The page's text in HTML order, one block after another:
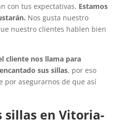
con tus expectativas. Estamos
Nos gusta nuestro
nuestro clientes hablen bien
cliente nos llama para
sus sillas, por eso
por asegurarnos de que así
sillas en Vitoria-